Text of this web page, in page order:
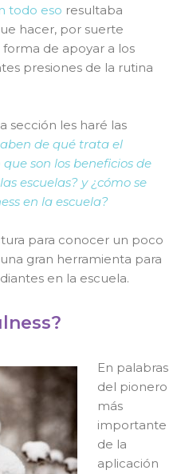
todo eso resultaba
hacer, por suerte
de apoyar a los
presiones de la rutina
sección les haré las
de qué trata el
son los beneficios de
escuelas? y ¿cómo se
en la escuela?
para conocer un poco
gran herramienta para
en la escuela.
En palabras
del pionero
más
importante
de la
aplicación